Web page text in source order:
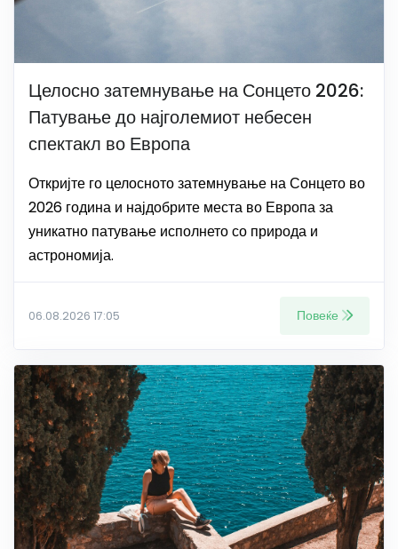
Целосно затемнување на Сонцето 2026:
Патување до најголемиот небесен
спектакл во Европа
Откријте го целосното затемнување на Сонцето во
2026 година и најдобрите места во Европа за
уникатно патување исполнето со природа и
астрономија.
06.08.2026 17:05 Повеќе